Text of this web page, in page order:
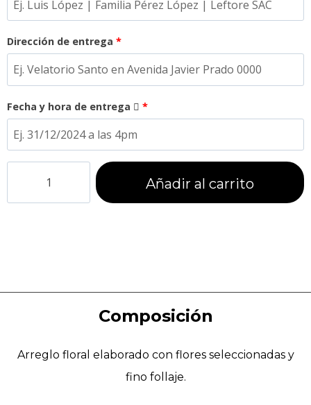
Dirección de entrega *
Fecha y hora de entrega *
Añadir al carrito
Composición
Arreglo floral elaborado con flores seleccionadas y
fino follaje.